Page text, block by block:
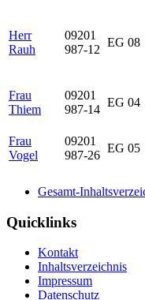
Herr
Rauh
09201
987-12
EG 08
Frau
Thiem
09201
987-14
EG 04
Frau
Vogel
09201
987-26
EG 05
Gesamt-
Quicklinks
Kontakt
Inhaltsverzeichnis
Impressum
Datenschutz